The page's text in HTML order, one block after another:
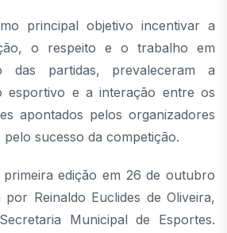
principal objetivo incentivar a
o respeito e o trabalho em
das partidas, prevaleceram a
esportivo e a interação entre os
apontados pelos organizadores
sucesso da competição.
edição em 26 de outubro
por Reinaldo Euclides de Oliveira,
Municipal de Esportes.